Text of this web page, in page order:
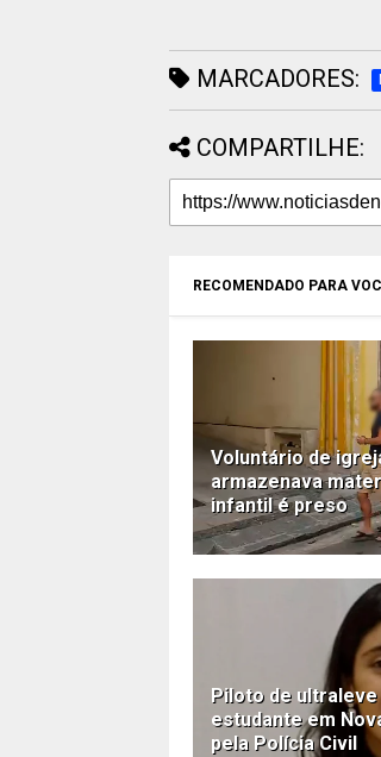
MARCADORES:
COMPARTILHE:
RECOMENDADO PARA
Voluntário de
armazenava
infantil é preso
Piloto de ultraleve
estudante em
pela Polícia Civil